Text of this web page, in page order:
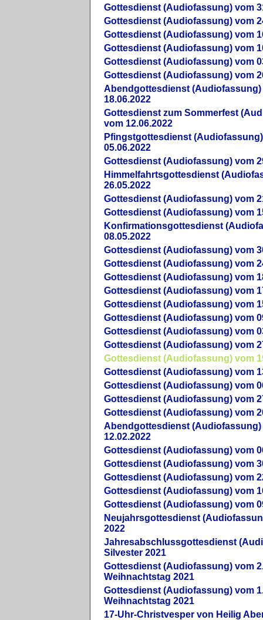
Gottesdienst (Audiofassung) vom
Gottesdienst (Audiofassung) vom
Gottesdienst (Audiofassung) vom
Gottesdienst (Audiofassung) vom
Gottesdienst (Audiofassung) vom
Gottesdienst (Audiofassung) vom
Abendgottesdienst (Audiofassung)
18.06.2022
Gottesdienst zum Sommerfest
vom 12.06.2022
Pfingstgottesdienst
05.06.2022
Gottesdienst (Audiofassung) vom
Himmelfahrtsgottesdienst
26.05.2022
Gottesdienst (Audiofassung) vom
Gottesdienst (Audiofassung) vom
Konfirmationsgottesdienst
08.05.2022
Gottesdienst (Audiofassung) vom
Gottesdienst (Audiofassung) vom
Gottesdienst (Audiofassung) vom
Gottesdienst (Audiofassung) vom
Gottesdienst (Audiofassung) vom
Gottesdienst (Audiofassung) vom
Gottesdienst (Audiofassung) vom
Gottesdienst (Audiofassung) vom
Gottesdienst (Audiofassung) vom
Gottesdienst (Audiofassung) vom
Gottesdienst (Audiofassung) vom
Gottesdienst (Audiofassung) vom
Gottesdienst (Audiofassung) vom
Abendgottesdienst (Audiofassung)
12.02.2022
Gottesdienst (Audiofassung) vom
Gottesdienst (Audiofassung) vom
Gottesdienst (Audiofassung) vom
Gottesdienst (Audiofassung) vom
Gottesdienst (Audiofassung) vom
Neujahrsgottesdienst
2022
Jahresabschlussgottesdienst
Silvester 2021
Gottesdienst (Audiofassung) vom
Weihnachtstag 2021
Gottesdienst (Audiofassung) vom
Weihnachtstag 2021
17-Uhr-Christvesper von Heilig